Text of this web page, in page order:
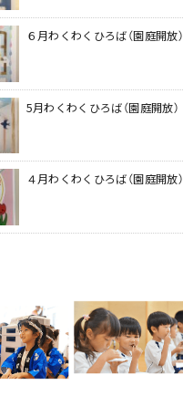
６月わくわくひろば（園庭開放）
5月わくわくひろば（園庭開放）
４月わくわくひろば（園庭開放）